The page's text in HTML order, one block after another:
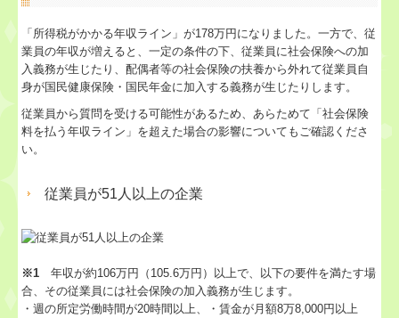
「所得税がかかる年収ライン」が178万円になりました。一方で、従
業員の年収が増えると、一定の条件の下、従業員に社会保険への加
入義務が生じたり、配偶者等の社会保険の扶養から外れて従業員自
身が国民健康保険・国民年金に加入する義務が生じたりします。
従業員から質問を受ける可能性があるため、あらためて「社会保険
料を払う年収ライン」を超えた場合の影響についてもご確認くださ
い。
従業員が51人以上の企業
※1 年収が約106万円（105.6万円）以上で、以下の要件を満たす場
合、その従業員には社会保険の加入義務が生じます。
・週の所定労働時間が20時間以上、・賃金が月額8万8,000円以上